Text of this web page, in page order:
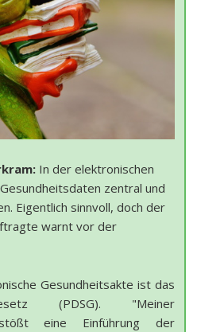
In der elektronischen
zentral und
Eigentlich sinnvoll, doch der
warnt vor der
Gesundheitsakte ist das
(PDSG). "Meiner
eine Einführung der